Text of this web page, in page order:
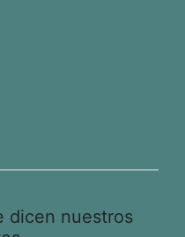
dicen nuestros